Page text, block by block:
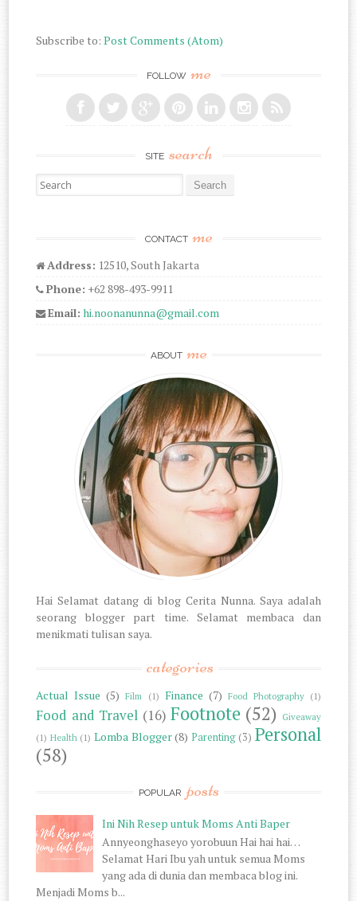
Subscribe to:Post Comments (Atom)
FOLLOW me
SITE search
Search for:
CONTACT me
Address: 12510, South Jakarta
Phone: +62 898-493-9911
Email: hi.noonanunna@gmail.com
ABOUT me
Hai Selamat datang di blog Cerita Nunna. Saya adalah
seorang blogger part time. Selamat membaca dan
menikmati tulisan saya.
categories
Actual Issue (5) Film (1) Finance (7) Food Photography (1)
Food and Travel (16) Footnote (52) Giveaway
(1) Health (1) Lomba Blogger(8) Parenting (3) Personal
(58)
POPULAR posts
Ini Nih Resep untuk Moms Anti Baper
Annyeonghaseyo yorobuun Hai hai hai…
Selamat Hari Ibu yah untuk semua Moms
yang ada di dunia dan membaca blog ini.
Menjadi Moms b...